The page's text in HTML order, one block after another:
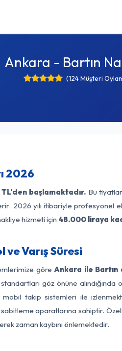
Ankara - Bartın
(124 Müşteri
2026
başlamaktadır. Bu
2026 yılı itibariyle
hizmeti için 48.000 liraya
ve Varış Süresi
göreAnkara ile Bartın
standartları göz önüne
mobil takip sistemleri ile
aparatlarına sahiptir.
zaman kaybını önlemektedir.